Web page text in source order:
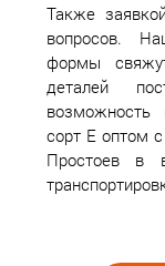
Также
вопросов.
формы
деталей
возможность
сорт Е оптом
Простоев в